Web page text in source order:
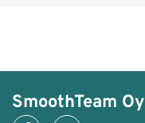
SmoothTeam Oy